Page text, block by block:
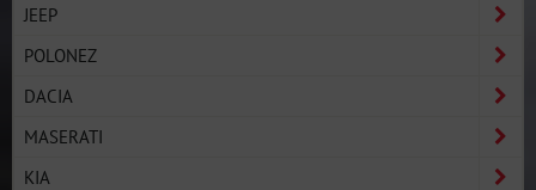
JEEP
POLONEZ
DACIA
MASERATI
KIA